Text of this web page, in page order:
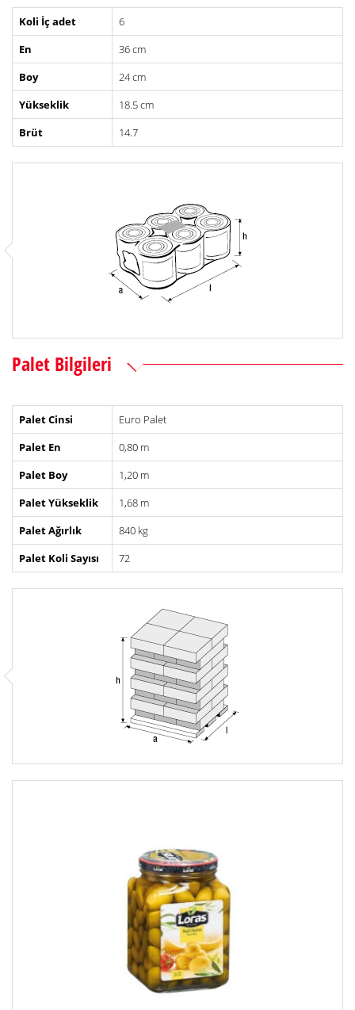
Koli İç adet
6
En
36 cm
Boy
24 cm
Yükseklik
18.5 cm
Brüt
14.7
Palet Bilgileri
Palet Cinsi
Euro Palet
Palet En
0,80 m
Palet Boy
1,20 m
Palet Yükseklik
1,68 m
Palet Ağırlık
840 kg
Palet Koli Sayısı
72